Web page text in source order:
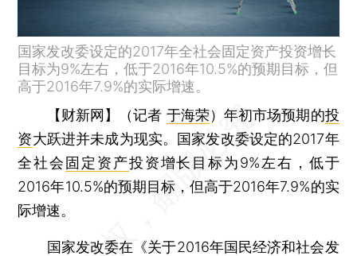
国家发改委设定的2017年全社会固定资产投资增长
目标为9%左右，低于2016年10.5%的预期目标，但
高于2016年7.9%的实际增速。
【财新网】（记者 于海荣） 年初市场预期的投
资大跃进并未成为现实。国家发改委设定的2017年
全社会固定资产投资增长目标为9%左右，低于
2016年10.5%的预期目标，但高于2016年7.9%的实
际增速。
国家发改委在《关于2016年国民经济和社会发